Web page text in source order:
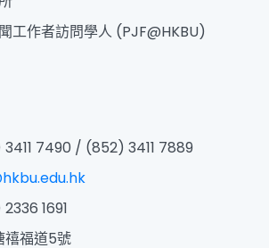
工作者訪問學人 (PJF@HKBU)
7490 / (852) 3411 7889
1691
禧福道5號